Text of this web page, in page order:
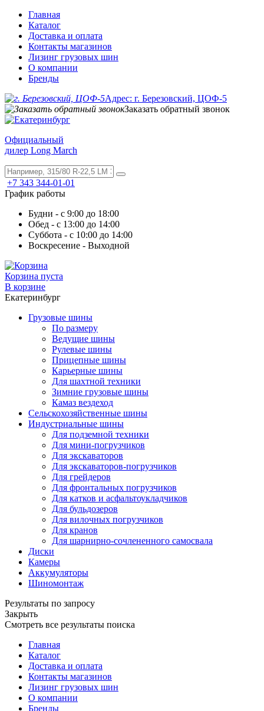
Главная
Каталог
Доставка и оплата
Контакты магазинов
Лизинг грузовых шин
О компании
Бренды
Адрес: г. Березовский, ЦОФ-5
Заказать обратный звонок
Официальный
дилер Long March
+7 343 344-01-01
График работы
Будни - с 9:00 до 18:00
Обед - с 13:00 до 14:00
Суббота - с 10:00 до 14:00
Воскресение - Выходной
Корзина пуста
В корзине
Екатеринбург
Грузовые шины
По размеру
Ведущие шины
Рулевые шины
Прицепные шины
Карьерные шины
Для шахтной техники
Зимние грузовые шины
Камаз вездеход
Сельскохозяйственные шины
Индустриальные шины
Для подземной техники
Для мини-погрузчиков
Для экскаваторов
Для экскаваторов-погрузчиков
Для грейдеров
Для фронтальных погрузчиков
Для катков и асфальтоукладчиков
Для бульдозеров
Для вилочных погрузчиков
Для кранов
Для шарнирно-сочлененного самосвала
Диски
Камеры
Аккумуляторы
Шиномонтаж
Результаты по запросу
Закрыть
Смотреть все результаты поиска
Главная
Каталог
Доставка и оплата
Контакты магазинов
Лизинг грузовых шин
О компании
Бренды